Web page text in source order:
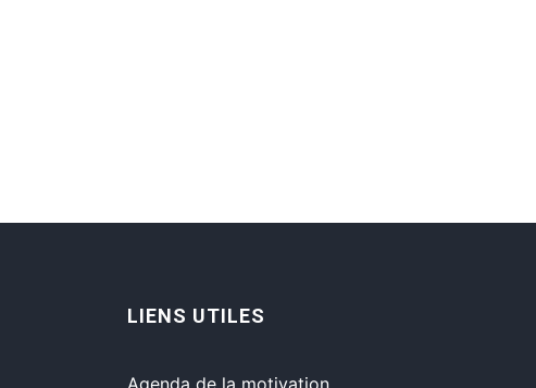
LIENS UTILES
Agenda de la motivation